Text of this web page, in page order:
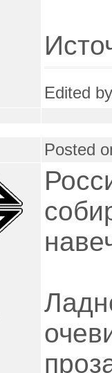
Edited
Posted